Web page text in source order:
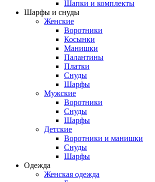
Шапки и комплекты
Шарфы и снуды
Женские
Воротники
Косынки
Манишки
Палантины
Платки
Снуды
Шарфы
Мужские
Воротники
Снуды
Шарфы
Детские
Воротники и манишки
Снуды
Шарфы
Одежда
Женская одежда